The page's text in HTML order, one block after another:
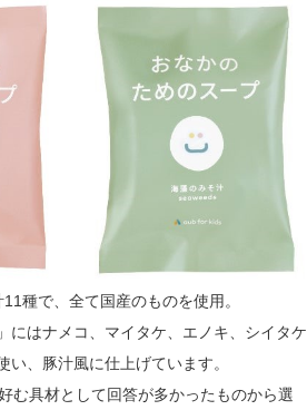
種で、全て国産のものを使用。
にはナメコ、マイタケ、エノキ、シイタケ
、豚汁風に仕上げています。
む具材として回答が多かったものから選